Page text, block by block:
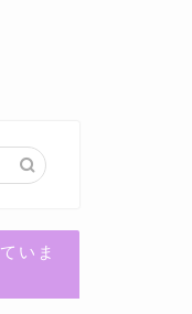
いま